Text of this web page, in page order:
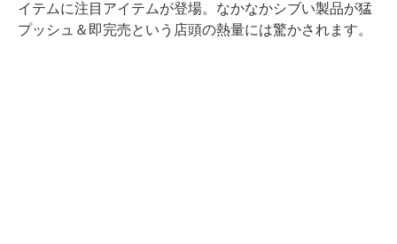
イテムに注目アイテムが登場。なかなかシブい製品が猛
プッシュ＆即完売という店頭の熱量には驚かされます。